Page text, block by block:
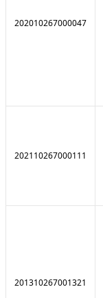
202010267000047
202110267000111
201310267001321